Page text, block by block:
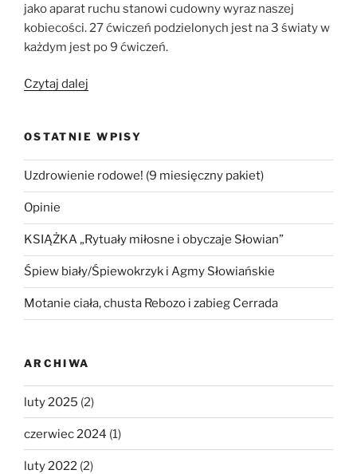
jako aparat ruchu stanowi cudowny wyraz naszej
kobiecości. 27 ćwiczeń podzielonych jest na 3 światy w
każdym jest po 9 ćwiczeń.
Czytaj dalej
Kobiet
–
wstęp”
OSTATNIE WPISY
Uzdrowienie rodowe! (9 miesięczny pakiet)
Opinie
KSIĄŻKA „Rytuały miłosne i obyczaje Słowian”
Śpiew biały/Śpiewokrzyk i Agmy Słowiańskie
Motanie ciała, chusta Rebozo i zabieg Cerrada
ARCHIWA
luty 2025 (2)
czerwiec 2024 (1)
luty 2022 (2)